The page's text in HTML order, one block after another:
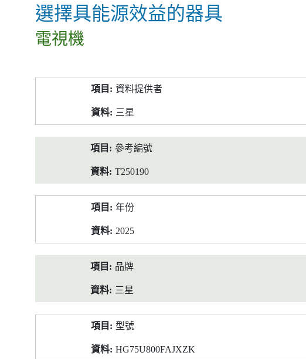
選擇具能源效益的器具
電視機
料
資料提供者
三星
參考編號
T250190
年份
2025
品牌
三星
型號
HG75U800FAJXZK